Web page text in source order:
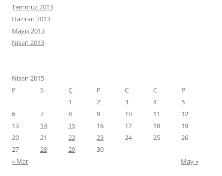
Temmuz 2013
Haziran 2013
Mayıs 2013
Nisan 2013
Nisan 2015
P
S Ç P C C
P
1
2 3 4
5
6
7 8 9 10 11
12
13
14 15 16 17 18
19
20
21 22 23 24 25
26
27
28 29
30
« Mar
May »